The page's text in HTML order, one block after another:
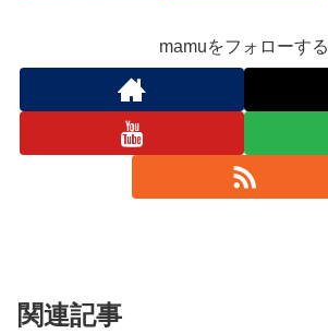
mamuをフォローする
関連記事